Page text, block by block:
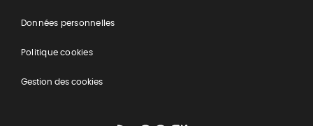
Données personnelles
Politique cookies
Gestion des cookies